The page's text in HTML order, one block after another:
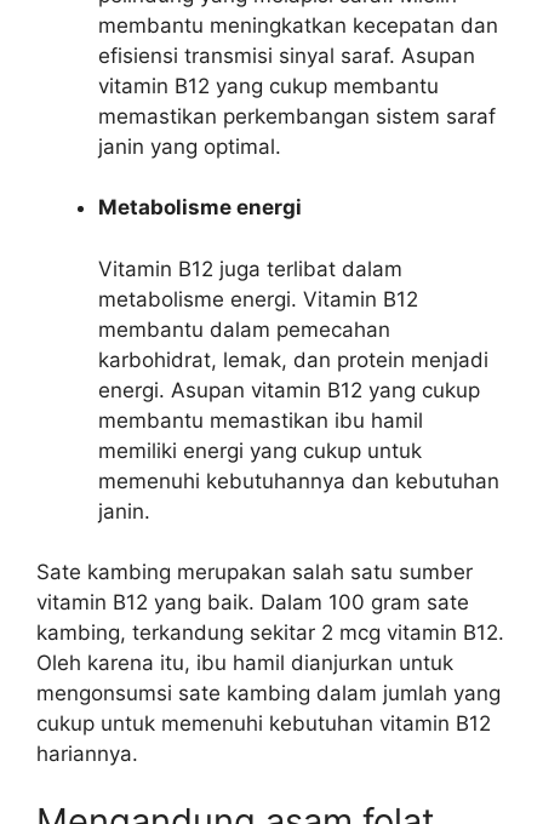
membantu meningkatkan kecepatan dan
efisiensi transmisi sinyal saraf. Asupan
vitamin B12 yang cukup membantu
memastikan perkembangan sistem saraf
janin yang optimal.
Metabolisme energi
Vitamin B12 juga terlibat dalam
metabolisme energi. Vitamin B12
membantu dalam pemecahan
karbohidrat, lemak, dan protein menjadi
energi. Asupan vitamin B12 yang cukup
membantu memastikan ibu hamil
memiliki energi yang cukup untuk
memenuhi kebutuhannya dan kebutuhan
janin.
Sate kambing merupakan salah satu sumber
vitamin B12 yang baik. Dalam 100 gram sate
kambing, terkandung sekitar 2 mcg vitamin B12.
Oleh karena itu, ibu hamil dianjurkan untuk
mengonsumsi sate kambing dalam jumlah yang
cukup untuk memenuhi kebutuhan vitamin B12
hariannya.